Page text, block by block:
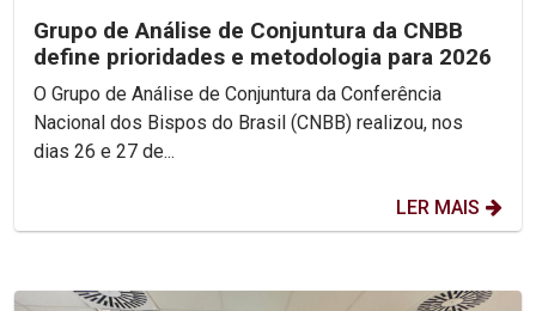
Grupo de Análise de Conjuntura da CNBB
define prioridades e metodologia para 2026
O Grupo de Análise de Conjuntura da Conferência
Nacional dos Bispos do Brasil (CNBB) realizou, nos
dias 26 e 27 de...
LER MAIS